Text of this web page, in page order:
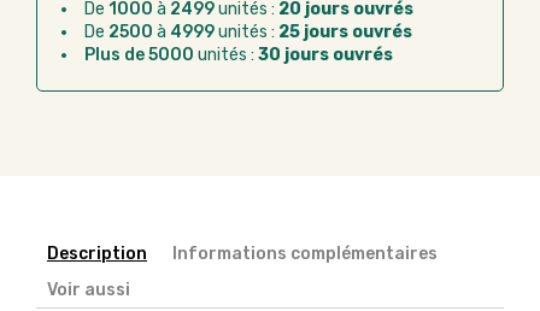
administratif après la commande
De 1000 à 2499unités : 20 jours ouvrés
De 2500 à 4999unités : 25 jours ouvrés
Plus de 5000 unités : 30 jours ouvrés
Description
Informations complémentaires
Voir aussi